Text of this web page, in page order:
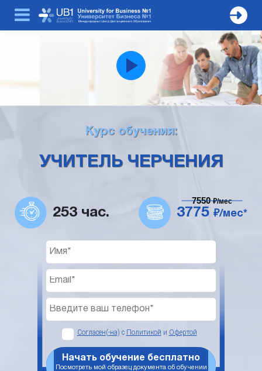
Курс обучения:
УЧИТЕЛЬ ЧЕРЧЕНИЯ
253 час. 3775 ₽/мес*
7550₽/мес
Согласен(-на) с Политикой и Офертой
Начать обучение бесплатно
Посмотреть мой образец документа об обучении